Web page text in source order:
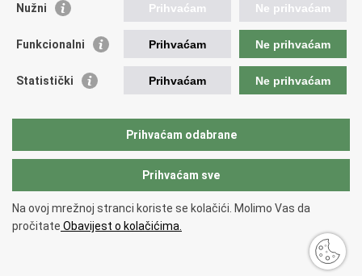
Korisne poveznice
Vlada RH
ASOO
CARNET
Copyright © 2026 Ministarstvo znanosti, obrazovanja i mladih.
korištenjaIzjava o pristupačnosti
Nužni Prihvaćam Ne prihvaćam
Funkcionalni Prihvaćam Ne prihvaćam
Statistički Prihvaćam Ne prihvaćam
Prihvaćam odabrane
Prihvaćam sve
Na ovoj mrežnoj stranci koriste se kolačići. Molimo Vas da
pročitate Obavijest o kolačićima.